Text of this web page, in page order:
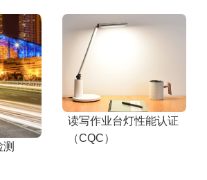
读写作业台灯性能认证
（CQC）